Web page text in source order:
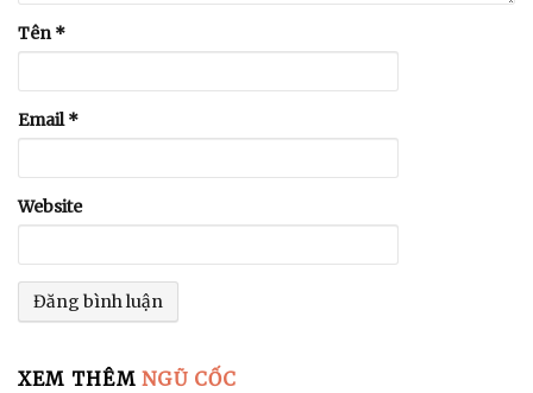
Tên*
Email*
Website
XEM THÊMNGŨ CỐC